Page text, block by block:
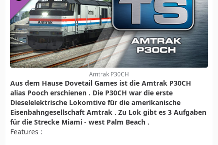
Amtrak P30CH
Aus dem Hause Dovetail Games ist die Amtrak P30CH
alias Pooch erschienen . Die P30CH war die erste
Dieselelektrische Lokomtive für die amerikanische
Eisenbahngesellschaft Amtrak . Zu Lok gibt es 3 Aufgaben
für die Strecke Miami - west Palm Beach .
Features :